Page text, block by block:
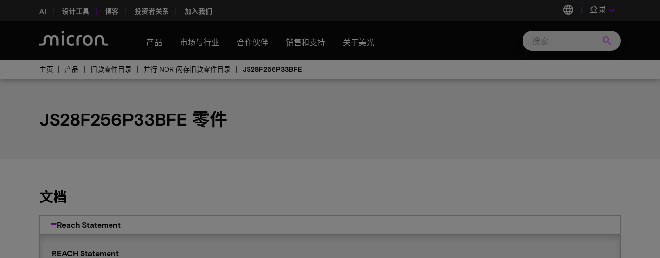
AI 设计工具 博客 投资者关系 加入我们 language 登录 keyboard_arrow_down
产品 市场与行业 合作伙伴 销售和支持 关于美光 search
主页 产品 旧款零件目录 并行 NOR 闪存旧款零件目录 JS28F256P33BFE
JS28F256P33BFE 零件
文档
Reach Statement
REACH Statement